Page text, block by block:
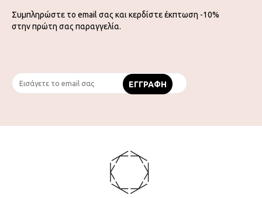
Συμπληρώστε το email σας και κερδίστε έκπτωση -10%
στην πρώτη σας παραγγελία.